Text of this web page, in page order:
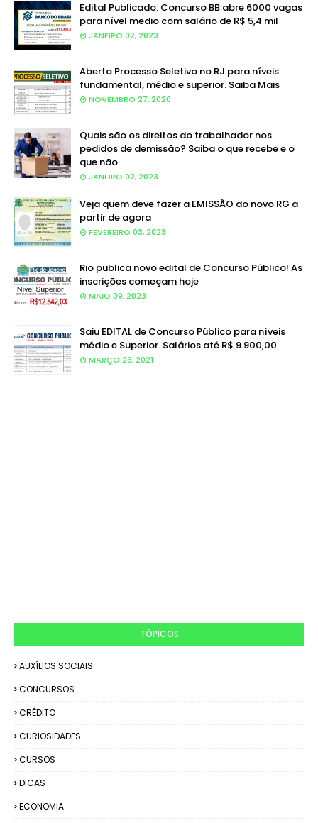
Edital Publicado: Concurso BB abre 6000 vagas
para nível medio com salário de R$ 5,4 mil
JANEIRO 02, 2023
Aberto Processo Seletivo no RJ para níveis
fundamental, médio e superior. Saiba Mais
NOVEMBRO 27, 2020
Quais são os direitos do trabalhador nos
pedidos de demissão? Saiba o que recebe e o
que não
JANEIRO 02, 2023
Veja quem deve fazer a EMISSÃO do novo RG a
partir de agora
FEVEREIRO 03, 2023
Rio publica novo edital de Concurso Público! As
inscrições começam hoje
MAIO 09, 2023
Saiu EDITAL de Concurso Público para níveis
médio e Superior. Salários até R$ 9.900,00
MARÇO 26, 2021
TÓPICOS
AUXÍLIOS SOCIAIS
CONCURSOS
CRÉDITO
CURIOSIDADES
CURSOS
DICAS
ECONOMIA